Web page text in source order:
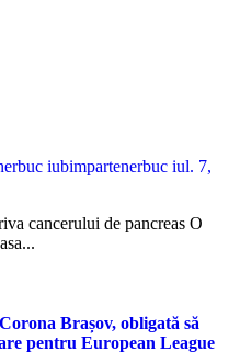
iubimpartenerbuc iul. 7,
Brașov, obligată să
pentru European League